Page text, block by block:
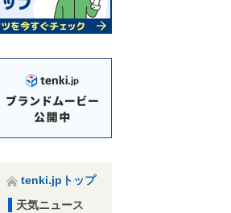
tenki.jpトップ
天気ニュース